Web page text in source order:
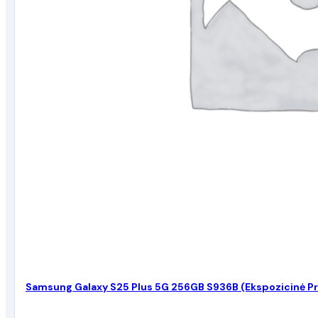
Samsung Galaxy S25 Plus 5G 256GB S936B (Ekspozicinė